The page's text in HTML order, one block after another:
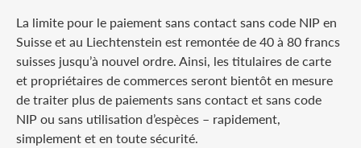
La limite pour le paiement sans contact sans code NIP en
Suisse et au Liechtenstein est remontée de 40 à 80 francs
suisses jusqu’à nouvel ordre. Ainsi, les titulaires de carte
et propriétaires de commerces seront bientôt en mesure
de traiter plus de paiements sans contact et sans code
NIP ou sans utilisation d’espèces – rapidement,
simplement et en toute sécurité.